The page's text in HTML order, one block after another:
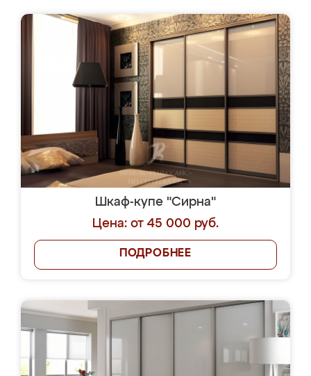
Шкаф-купе "Сирна"
Цена: от 45 000 руб.
ПОДРОБНЕЕ